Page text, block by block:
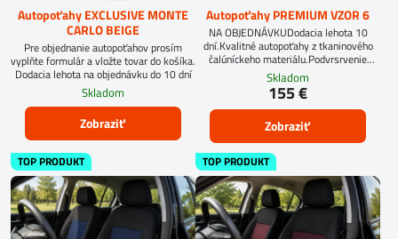
Autopoťahy EXCLUSIVE MONTE
CARLO BEIGE
Pre objednanie autopoťahov prosím
vyplňte formulár a vložte tovar do košíka.
Dodacia lehota na objednávku do 10 dní
Skladom
Zobraziť
Autopoťahy PREMIUM VZOR 6
NA OBJEDNÁVKUDodacia lehota 10
dní.Kvalitné autopoťahy z tkaninového
čalúníckeho materiálu.Podvrsrvenie
molitan 5 mm.Pri objednávke
autopoťahov šitých na mieru, vyplňte
prosím údaje o sedadlách Vášho
automobilu.
Skladom
155 €
Zobraziť
TOP PRODUKT TOP PRODUKT